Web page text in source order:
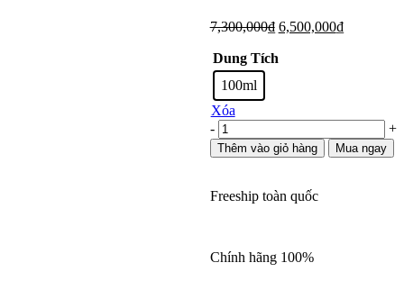
7,300,000₫ Giá
là:
6,500,000₫Giá
Dung Tích
100ml
Xóa
Creed
Silver
Mountain
số
- +
Thêm vào giỏ hàng Mua ngay
Freeship toàn quốc
Chính hãng 100%